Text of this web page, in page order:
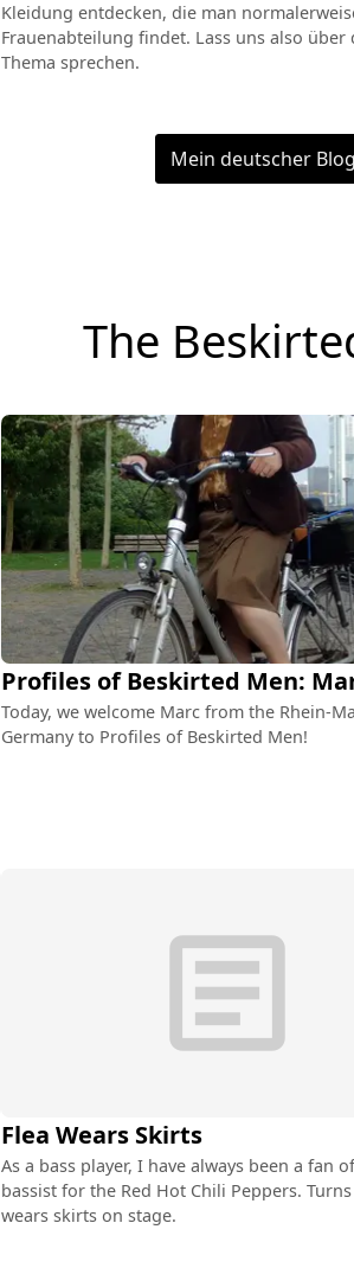
Kleidung entdecken, die man
Frauenabteilung findet. Lass uns also über
Thema sprechen.
Mein deutscher Blog
The
Profiles of Beskirted Men:
Today, we welcome Marc from the Rhein-
Germany to Profiles of Beskirted Men!
article
Flea Wears Skirts
As a bass player, I have always been a fan
bassist for the Red Hot Chili Peppers.
wears skirts on stage.